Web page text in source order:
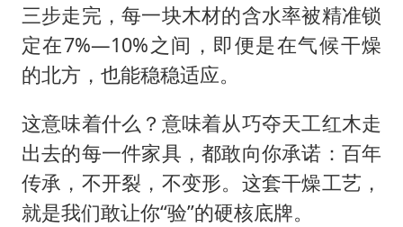
三步走完，每一块木材的含水率被精准锁
定在7%—10%之间，即便是在气候干燥
的北方，也能稳稳适应。
这意味着什么？意味着从巧夺天工红木走
出去的每一件家具，都敢向你承诺：百年
传承，不开裂，不变形。这套干燥工艺，
就是我们敢让你“验”的硬核底牌。